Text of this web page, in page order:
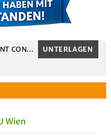
CON... UNTERLAGEN
Wien